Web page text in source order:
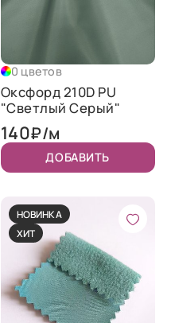
0 цветов
Оксфорд 210D PU
"Светлый Серый"
140₽/м
ДОБАВИТЬ
НОВИНКА
ХИТ